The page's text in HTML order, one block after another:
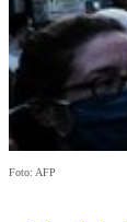
Foto: AFP